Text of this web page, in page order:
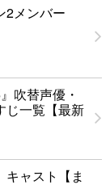
2メンバー
吹替声優・
じ一覧【最新
ャスト【ま